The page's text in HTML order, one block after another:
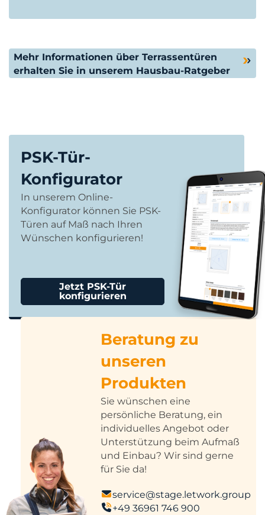
Mehr Informationen über Terrassentüren
erhalten Sie in unserem Hausbau-Ratgeber
PSK-Tür-
Konfigurator
In unserem Online-
Konfigurator können Sie PSK-
Türen auf Maß nach Ihren
Wünschen konfigurieren!
Jetzt PSK-Tür
konfigurieren
Beratung zu
unseren
Produkten
Sie wünschen eine
persönliche Beratung, ein
individuelles Angebot oder
Unterstützung beim Aufmaß
und Einbau? Wir sind gerne
für Sie da!
service@stage.letwork.group
+49 36961 746 900